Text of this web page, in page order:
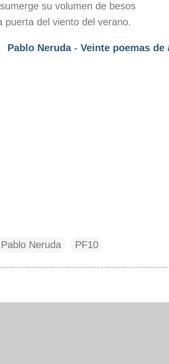
su volumen de besos
puerta del viento del verano.
Pablo Neruda- Veinte poemas
Pablo Neruda PF10